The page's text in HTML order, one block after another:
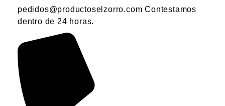
pedidos@productoselzorro.com Contestamos
dentro de 24 horas.